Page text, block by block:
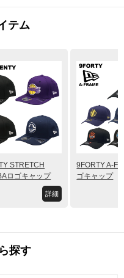
テム
STRETCH
ロゴキャップ
詳細
9FORTY A-
ゴキャップ
探す